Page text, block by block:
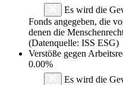
Es wird die
Fonds angegeben, die
denen die
(Datenquelle: ISS ESG)
Verstöße gegen
0.00%
Es wird die